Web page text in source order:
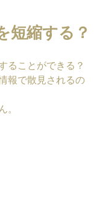
短縮する？
ることができる？
報で散見されるの